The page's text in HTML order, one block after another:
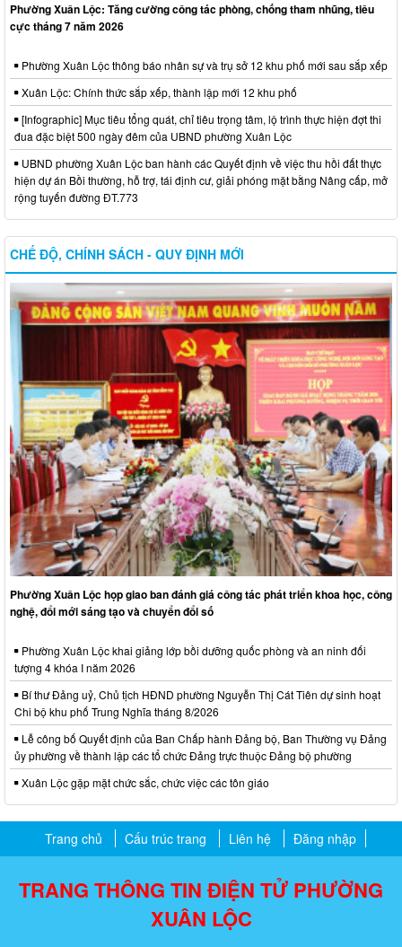
Phường Xuân Lộc: Tăng cường công tác phòng, chống tham nhũng, tiêu
cực tháng 7 năm 2026
Phường Xuân Lộc thông báo nhân sự và trụ sở 12 khu phố mới sau sắp xếp
Xuân Lộc: Chính thức sắp xếp, thành lập mới 12 khu phố
[Infographic] Mục tiêu tổng quát, chỉ tiêu trọng tâm, lộ trình thực hiện đợt thi
đua đặc biệt 500 ngày đêm của UBND phường Xuân Lộc
UBND phường Xuân Lộc ban hành các Quyết định về việc thu hồi đất thực
hiện dự án Bồi thường, hỗ trợ, tái định cư, giải phóng mặt bằng Nâng cấp, mở
rộng tuyến đường ĐT.773
CHẾ ĐỘ, CHÍNH SÁCH - QUY ĐỊNH MỚI
Phường Xuân Lộc họp giao ban đánh giá công tác phát triển khoa học, công
nghệ, đổi mới sáng tạo và chuyển đổi số
Phường Xuân Lộc khai giảng lớp bồi dưỡng quốc phòng và an ninh đối
tượng 4 khóa I năm 2026
Bí thư Đảng uỷ, Chủ tịch HĐND phường Nguyễn Thị Cát Tiên dự sinh hoạt
Chi bộ khu phố Trung Nghĩa tháng 8/2026
Lễ công bố Quyết định của Ban Chấp hành Đảng bộ, Ban Thường vụ Đảng
ủy phường về thành lập các tổ chức Đảng trực thuộc Đảng bộ phường
Xuân Lộc gặp mặt chức sắc, chức việc các tôn giáo
Trang chủ Cấu trúc trang Liên hệ Đăng nhập
TRANG THÔNG TIN ĐIỆN TỬ PHƯỜNG
XUÂN LỘC